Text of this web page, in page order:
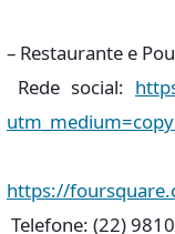
– Restaurante e
Rede social:
https://
Telefone: (22)